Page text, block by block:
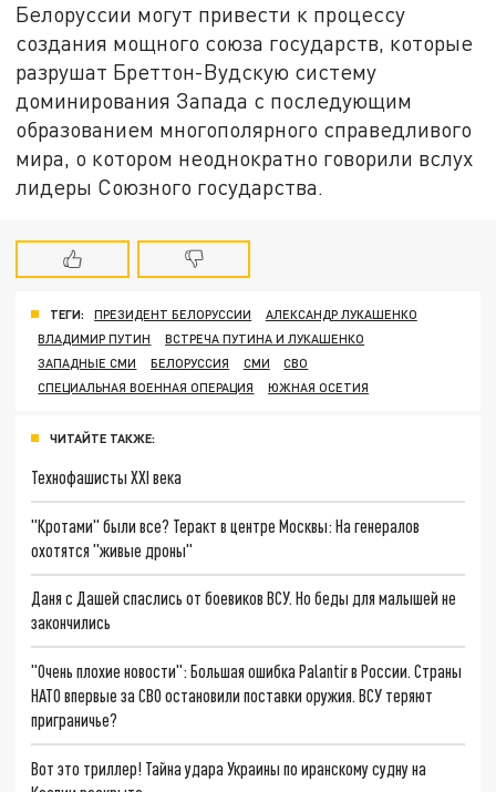
Белоруссии могут привести к процессу
создания мощного союза государств, которые
разрушат Бреттон-Вудскую систему
доминирования Запада с последующим
образованием многополярного справедливого
мира, о котором неоднократно говорили вслух
лидеры Союзного государства.
ТЕГИ: ПРЕЗИДЕНТ БЕЛОРУССИИ
АЛЕКСАНДР ЛУКАШЕНКО
ВЛАДИМИР ПУТИН
ВСТРЕЧА ПУТИНА И ЛУКАШЕНКО
ЗАПАДНЫЕ СМИ
БЕЛОРУССИЯ СМИ
СВО
СПЕЦИАЛЬНАЯ ВОЕННАЯ ОПЕРАЦИЯ
ЮЖНАЯ ОСЕТИЯ
ЧИТАЙТЕ ТАКЖЕ:
Технофашисты XXI века
"Кротами" были все? Теракт в центре Москвы: На генералов
охотятся "живые дроны"
Даня с Дашей спаслись от боевиков ВСУ. Но беды для малышей не
закончились
"Очень плохие новости": Большая ошибка Palantir в России. Страны
НАТО впервые за СВО остановили поставки оружия. ВСУ теряют
приграничье?
Вот это триллер! Тайна удара Украины по иранскому судну на